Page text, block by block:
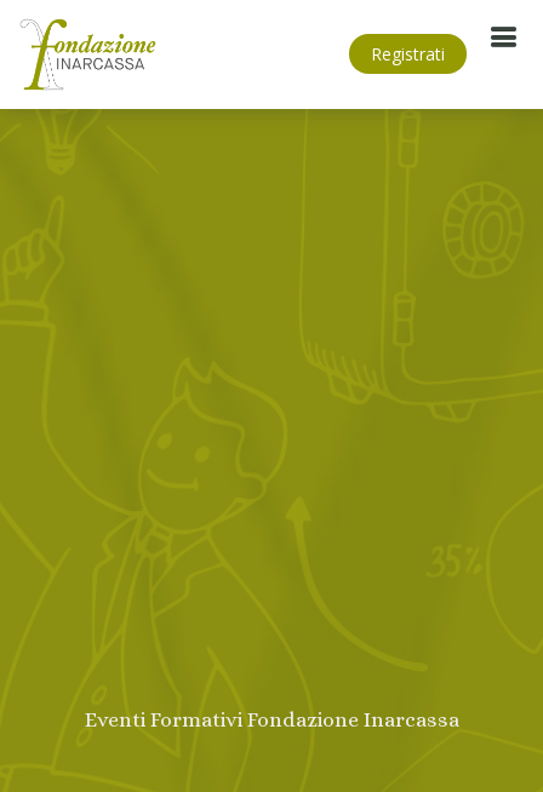
Registrati
Eventi Formativi Fondazione Inarcassa